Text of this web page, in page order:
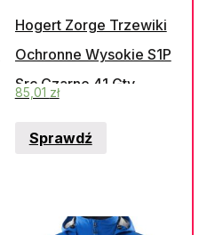
Hogert Zorge Trzewiki
Ochronne Wysokie S1P
Src Czarne 41 Gtv
85,01 zł
Sprawdź